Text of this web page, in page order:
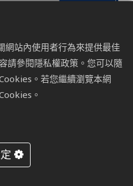
站內使用者行為來提供最佳
請參閱隱私權政策。您可以隨
。若您繼續瀏覽本網
。